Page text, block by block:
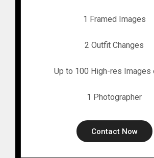
1 Framed Images
2 Outfit Changes
Up to 100 High-res Images
1 Photographer
Contact Now